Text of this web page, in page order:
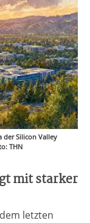
der Silicon Valley
THN
mit starker
letzten